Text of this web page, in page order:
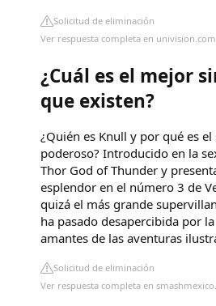
Solicitud de eliminación
Ver respuesta completa en univision.com
¿Cuál es el mejor
que existen?
¿Quién es Knull y por qué es
poderoso? Introducido en la
Thor God of Thunder y
esplendor en el número 3 de
quizá el más grande
ha pasado desapercibida por
amantes de las aventuras
Solicitud de eliminación
Ver respuesta completa en